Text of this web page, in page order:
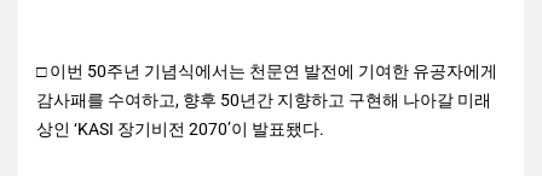
□ 이번 50주년 기념식에서는 천문연 발전에 기여한 유공자에게
감사패를 수여하고, 향후 50년간 지향하고 구현해 나아갈 미래
상인 ‘KASI 장기비전 2070’이 발표됐다.